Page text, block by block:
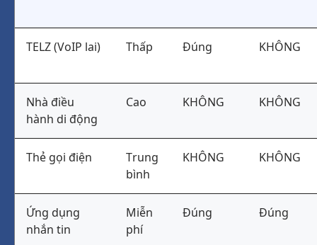
TELZ (VoIP lai) Thấp Đúng KHÔNG
Nhà điều
hành di động
Cao KHÔNG KHÔNG
Thẻ gọi điện
Trung
bình
KHÔNG KHÔNG
Ứng dụng
nhắn tin
Miễn
phí
Đúng Đúng